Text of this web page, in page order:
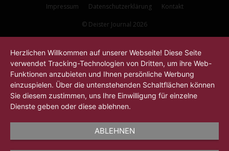
Impressum Datenschutzerklärung Kontakt
© Deister Journal 2026
Herzlichen Willkommen auf unserer Webseite! Diese Seite
verwendet Tracking-Technologien von Dritten, um ihre Web-
Funktionen anzubieten und Ihnen persönliche Werbung
einzuspielen. Über die untenstehenden Schaltflächen können
Sie diesem zustimmen, uns Ihre Einwilligung für einzelne
Dienste geben oder diese ablehnen.
ABLEHNEN